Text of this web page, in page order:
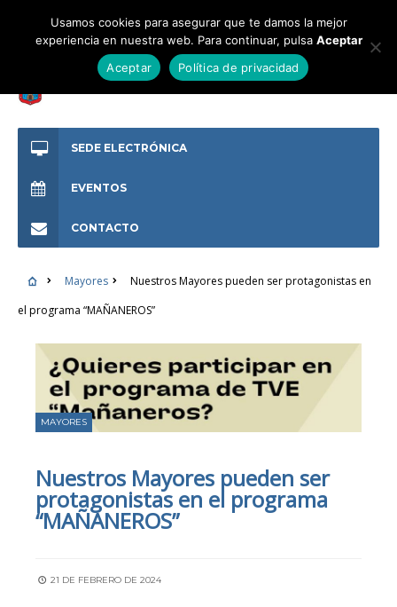
SEDE ELECTRÓNICA
EVENTOS
CONTACTO
Mayores
Nuestros Mayores pueden ser protagonistas en
el programa “MAÑANEROS”
MAYORES
Nuestros Mayores pueden ser
protagonistas en el programa
“MAÑANEROS”
21 DE FEBRERO DE 2024
Usamos cookies para asegurar que te damos la mejor
experiencia en nuestra web. Para continuar, pulsa Aceptar
Aceptar
Política de privacidad